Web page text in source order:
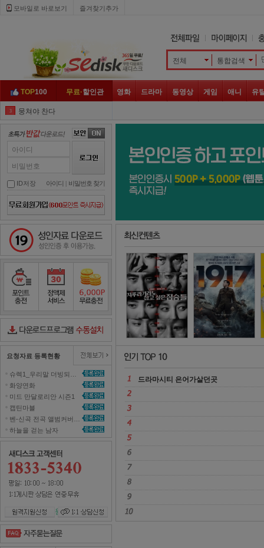
모바일로 바로보기 즐겨찾기추가
전체 통합검색
TOP100 무료·할인관 영화 드라마 동영상 게임 애니 유
3 뭉쳐야 찬다
아는 형님
복면가왕
정글의 법칙
7 슈퍼맨이 돌아왔다
9 대탈출
10 미운
1 런닝맨
아이디
비밀번호
ID저장 아이디 | 비밀번호 찾기
포인트충전 정액제서비스포인트무료충전
다운로드컨트롤러수동설치
요청자료 등록현황
화양연화
미드 만달로리안 시즌1
캡틴마블
하늘을 걷는 남자
원격지원신청 1대1 상담신청
드라마시티 은어가살던곳